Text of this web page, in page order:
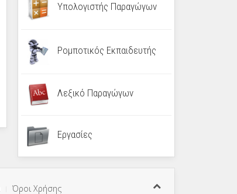
Υπολογιστής Παραγώγων
Ρομποτικός Εκπαιδευτής
Λεξικό Παραγώγων
Εργασίες
Όροι Χρήσης